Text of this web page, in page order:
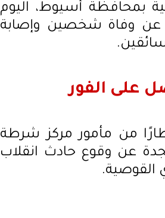
بمحافظة أسيوط، اليوم
عن وفاة شخصين وإصابة
على الفور
من مأمور مركز شرطة
عن وقوع حادث انقلاب
القوصية.